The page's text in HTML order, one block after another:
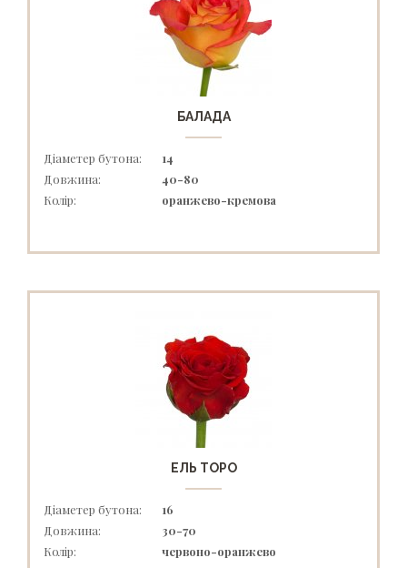
БАЛАДА
Діаметер бутона:
14
Довжина:
40-80
Колір:
оранжево-кремова
ЕЛЬ ТОРО
Діаметер бутона:
16
Довжина:
30-70
Колір:
червоно-оранжево